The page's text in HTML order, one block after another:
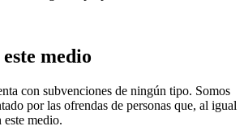
medio
con subvenciones de ningún tipo. Somos
por las ofrendas de personas que, al igual
este medio.